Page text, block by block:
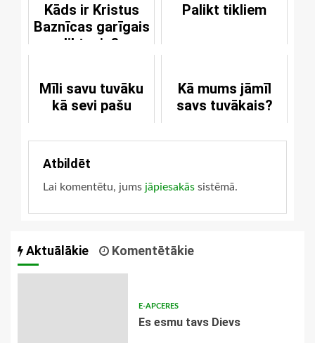
Kāds ir Kristus
Baznīcas garīgais
liktenis?
Palikt tikliem
Mīli savu tuvāku
kā sevi pašu
Kā mums jāmīl
savs tuvākais?
Atbildēt
Lai komentētu, jums jāpiesakās sistēmā.
Aktuālākie Komentētākie
E-APCERES
Es esmu tavs Dievs